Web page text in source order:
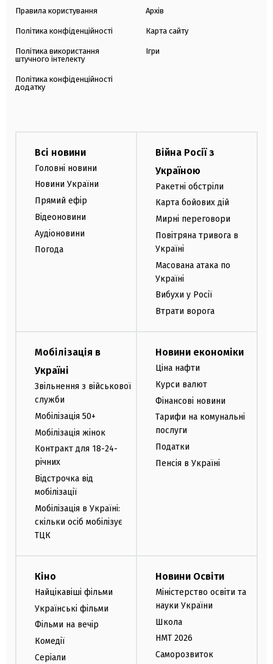
Правила користування
Політика конфіденційності
Політика використання
штучного інтелекту
Політика конфіденційності
додатку
Архів
Карта сайту
Ігри
Всі новини
Головні новини
Новини України
Прямий ефір
Відеоновини
Аудіоновини
Погода
Війна Росії з
Україною
Ракетні обстріли
Карта бойових дій
Мирні переговори
Повітряна тривога в
Україні
Масована атака по
Україні
Вибухи у Росії
Втрати ворога
Мобілізація в
Україні
Звільнення з військової
служби
Мобілізація 50+
Мобілізація жінок
Контракт для 18-24-
річних
Відстрочка від
мобілізації
Мобілізація в Україні:
скільки осіб мобілізує
ТЦК
Новини економіки
Ціна нафти
Курси валют
Фінансові новини
Тарифи на комунальні
послуги
Податки
Пенсія в Україні
Кіно
Найцікавіші фільми
Українські фільми
Фільми на вечір
Комедії
Серіали
Новини Освіти
Міністерство освіти та
науки України
Школа
НМТ 2026
Саморозвиток